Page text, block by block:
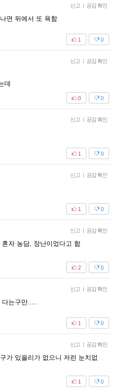
신고 | 공감 확인
면 뒤에서 또 욕함
0
1
신고 | 공감 확인
데
0
0
신고 | 공감 확인
0
1
신고 | 공감 확인
0
1
신고 | 공감 확인
자 농담, 장난이었다고 함
0
2
신고 | 공감 확인
다는구만.....
0
1
신고 | 공감 확인
가 있을리가 없으니 저런 눈치없
0
1